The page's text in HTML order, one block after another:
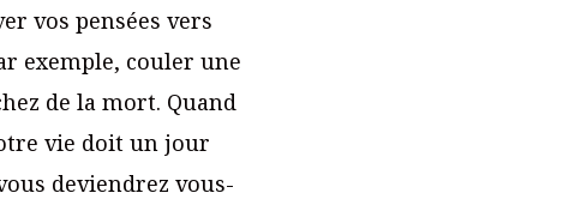
vos pensées vers
exemple, couler une
de la mort. Quand
vie doit un jour
deviendrez vous-